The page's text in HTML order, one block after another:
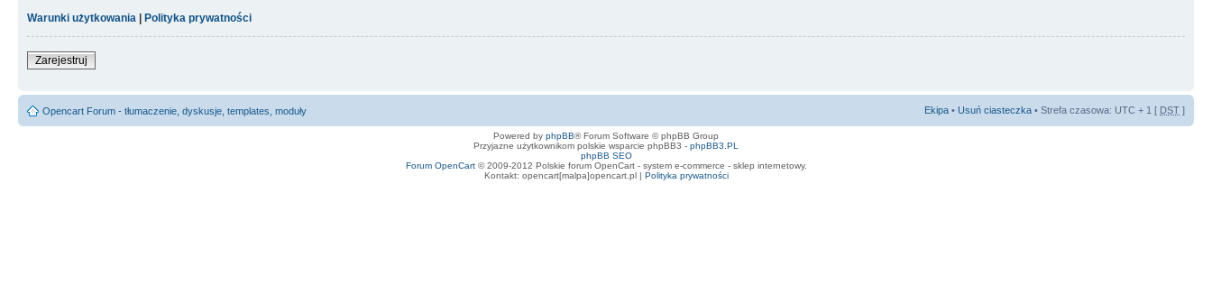
Warunki użytkowania | Polityka prywatności
Zarejestruj
Opencart Forum - tłumaczenie, dyskusje, templates, moduły Ekipa • Usuń ciasteczka • Strefa czasowa: UTC + 1 [ DST ]
Powered by phpBB® Forum Software © phpBB Group
Przyjazne użytkownikom polskie wsparcie phpBB3 - phpBB3.PL
phpBB SEO
Forum OpenCart© 2009-2012 Polskie forum OpenCart - system e-commerce - sklep internetowy.
Kontakt: opencart[malpa]opencart.pl | Polityka prywatności